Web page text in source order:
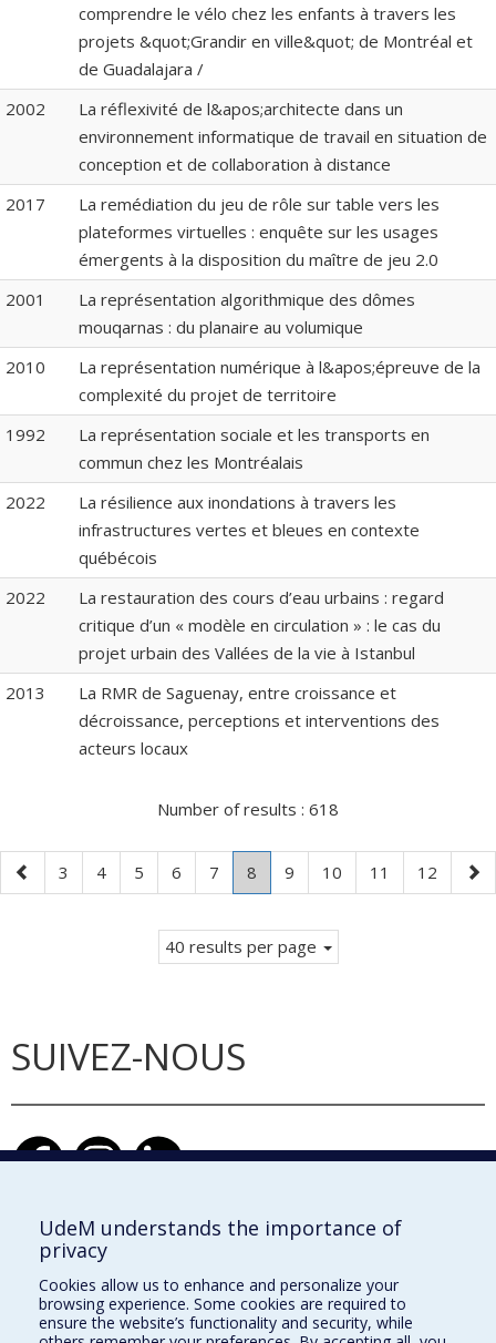
comprendre le vélo chez les enfants à travers les
projets &quot;Grandir en ville&quot; de Montréal et
de Guadalajara /
2002
La réflexivité de l&apos;architecte dans un
environnement informatique de travail en situation de
conception et de collaboration à distance
2017
La remédiation du jeu de rôle sur table vers les
plateformes virtuelles : enquête sur les usages
émergents à la disposition du maître de jeu 2.0
2001
La représentation algorithmique des dômes
mouqarnas : du planaire au volumique
2010
La représentation numérique à l&apos;épreuve de la
complexité du projet de territoire
1992
La représentation sociale et les transports en
commun chez les Montréalais
2022
La résilience aux inondations à travers les
infrastructures vertes et bleues en contexte
québécois
2022
La restauration des cours d’eau urbains : regard
critique d’un « modèle en circulation » : le cas du
projet urbain des Vallées de la vie à Istanbul
2013
La RMR de Saguenay, entre croissance et
décroissance, perceptions et interventions des
acteurs locaux
Number of results : 618
Previous
page
Page
3 Page
4 Page
5 Page
6 Page
7 Page
8
Current
page.
Page
9 Page
10 Page
11 Page
12
40 results per page
SUIVEZ-NOUS
École d'architecture
École de design
École d'urbanisme et d'architecture de paysage
UdeM understands the importance of
privacy
Cookies allow us to enhance and personalize your
browsing experience. Some cookies are required to
ensure the website’s functionality and security, while